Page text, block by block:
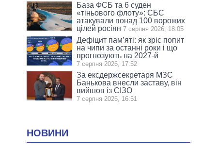
База ФСБ та 6 суден
«тіньового флоту»: СБС
атакували понад 100 ворожих
цілей росіян 7 серпня 2026, 18:05
Дефіцит пам’яті: як зріс попит
на чипи за останні роки і що
прогнозують на 2027-й
7 серпня 2026, 17:52
За ексдержсекретаря МЗС
Банькова внесли заставу, він
вийшов із СІЗО
7 серпня 2026, 16:51
НОВИНИ